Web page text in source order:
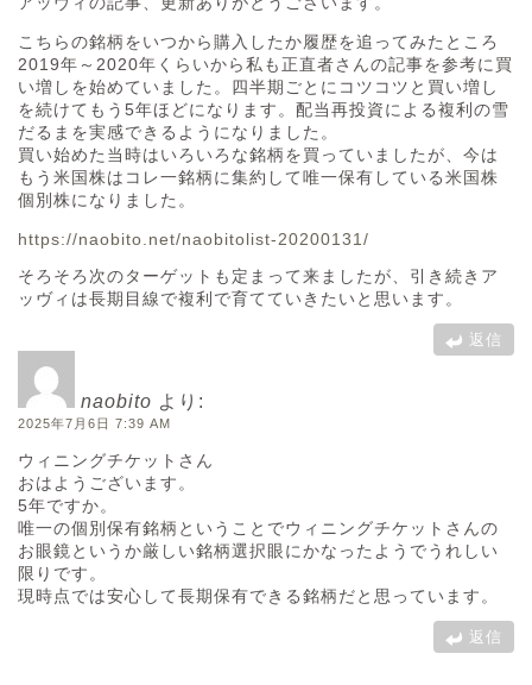
こちらの銘柄をいつから購入したか履歴を追ってみたところ
2019年～2020年くらいから私も正直者さんの記事を参考に買
い増しを始めていました。四半期ごとにコツコツと買い増し
を続けてもう5年ほどになります。配当再投資による複利の雪
だるまを実感できるようになりました。
買い始めた当時はいろいろな銘柄を買っていましたが、今は
もう米国株はコレ一銘柄に集約して唯一保有している米国株
個別株になりました。
https://naobito.net/naobitolist-20200131/
そろそろ次のターゲットも定まって来ましたが、引き続きア
ッヴィは長期目線で複利で育てていきたいと思います。
返信
naobito より:
2025年7月6日 7:39 AM
ウィニングチケットさん
おはようございます。
5年ですか。
唯一の個別保有銘柄ということでウィニングチケットさんの
お眼鏡というか厳しい銘柄選択眼にかなったようでうれしい
限りです。
現時点では安心して長期保有できる銘柄だと思っています。
返信